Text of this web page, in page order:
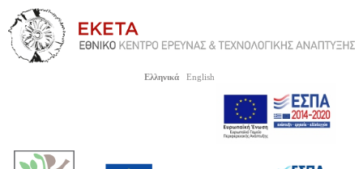
Ελληνικά English